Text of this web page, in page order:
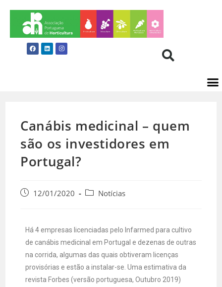
Canábis medicinal – quem
são os investidores em
Portugal?
12/01/2020 Notícias
Há 4 empresas licenciadas pelo Infarmed para cultivo
de canábis medicinal em Portugal e dezenas de outras
na corrida, algumas das quais obtiveram licenças
provisórias e estão a instalar-se. Uma estimativa da
revista Forbes (versão portuguesa, Outubro 2019)